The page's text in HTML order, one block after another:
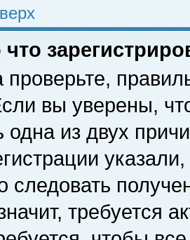
вы уверены,
одна из двух
следовать
требуется